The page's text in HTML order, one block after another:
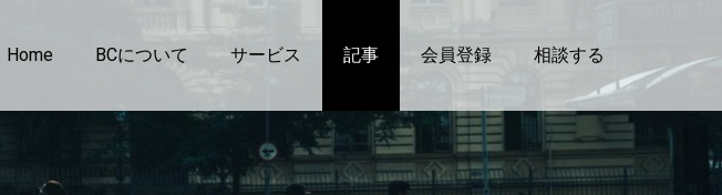
Home BCについて サービス 記事 会員登録 相談する